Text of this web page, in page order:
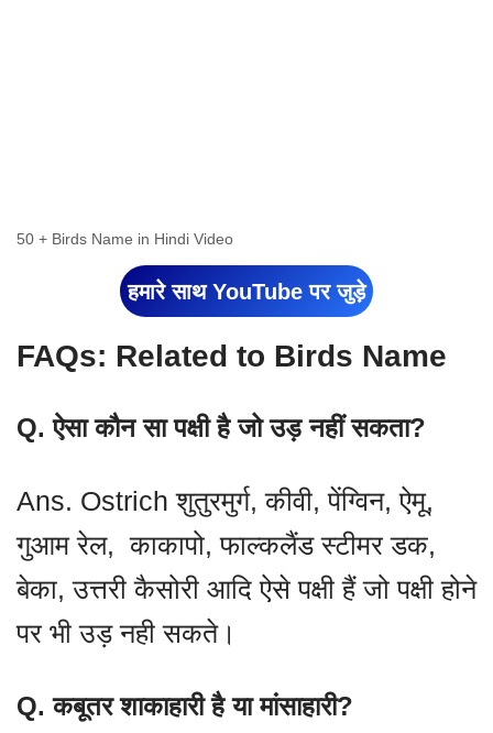
50 + Birds Name in Hindi Video
हमारे साथ YouTube पर जुड़े
FAQs: Related to Birds Name
Q. ऐसा कौन सा पक्षी है जो उड़ नहीं सकता?
Ans. Ostrich शुतुरमुर्ग, कीवी, पेंग्विन, ऐमू,
गुआम रेल, काकापो, फाल्कलैंड स्टीमर डक,
बेका, उत्तरी कैसोरी आदि ऐसे पक्षी हैं जो पक्षी होने
पर भी उड़ नही सकते।
Q. कबूतर शाकाहारी है या मांसाहारी?